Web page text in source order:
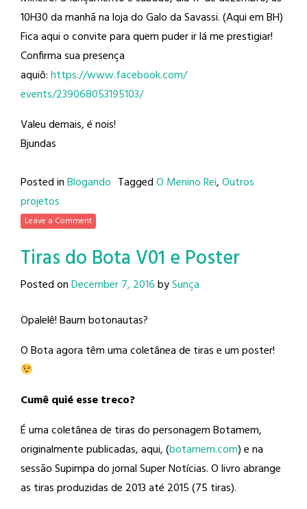
10H30 da manhã na loja do Galo da Savassi. (Aqui em BH)
Fica aqui o convite para quem puder ir lá me prestigiar!
Confirma sua presença
aquiô:https://www.facebook.com/
events/239068053195103/
Valeu demais, é nois!
Bjundas
Posted inBlogando TaggedO Menino Rei,Outros
projetos
Leave a Comment
Tiras do Bota V01 e Poster
Posted onDecember 7, 2016bySunça
Opalelê! Baum botonautas?
O Bota agora têm uma coletânea de tiras e um poster!
Cumê quié esse treco?
É uma coletânea de tiras do personagem Botamem,
originalmente publicadas, aqui, (botamem.com) e na
sessão Supimpa do jornal Super Notícias. O livro abrange
as tiras produzidas de 2013 até 2015 (75 tiras).